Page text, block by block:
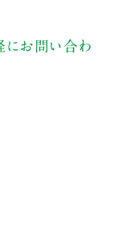
にお問い合わ